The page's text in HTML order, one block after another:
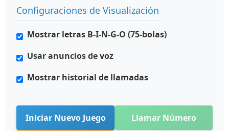
Configuraciones de Visualización
Mostrar letras B-I-N-G-O (75-bolas)
Usar anuncios de voz
Mostrar historial de llamadas
Iniciar Nuevo Juego Llamar Número